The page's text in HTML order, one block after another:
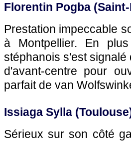
Florentin Pogba
Prestation impeccable
à Montpellier. En
stéphanois s'est
d'avant-centre pour
parfait de van
Issiaga Sylla
Sérieux sur son côté